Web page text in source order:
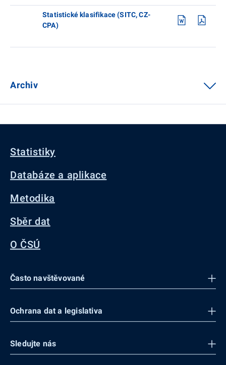
Statistické klasifikace (SITC, CZ-
CPA)
Archiv
Statistiky
Databáze a aplikace
Metodika
Sběr dat
O ČSÚ
Často navštěvované
Ochrana dat a legislativa
Sledujte nás